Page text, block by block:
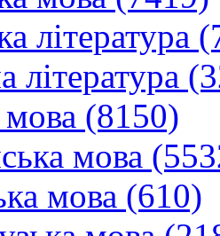
література
література
мова (8150)
мова
мова (610)